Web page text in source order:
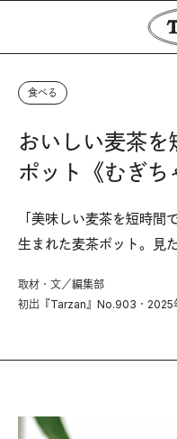
食べる
おいしい麦茶
ポット《むぎち
「美味しい麦茶を短時間
生まれた麦茶ポット。見
取材・文／編集部
初出『Tarzan』No.903・2025